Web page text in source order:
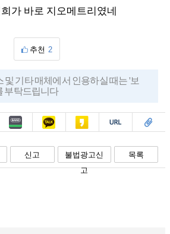
가 바로 지오메트리였네
추천 2
및 기타 매체에서 인용하실 때는 '보
부탁드립니다
밴드 카톡 카스 복사 스크랩
신고
불법광고신
고
목록